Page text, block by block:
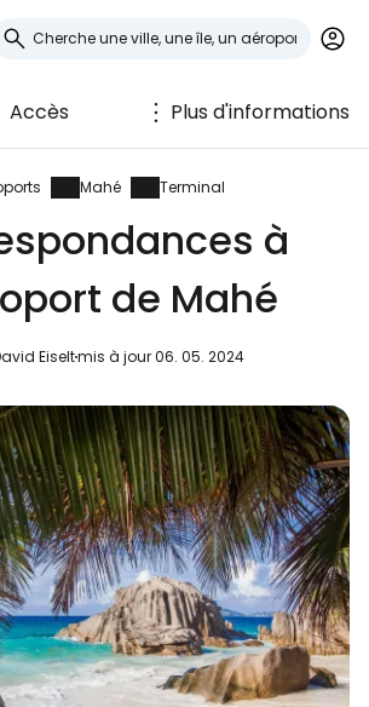
Accès Plus d'informations
Mahé Terminal
à
de Mahé
Eiseltmis à jour 06. 05. 2024
à
mondiale des voyageurs
Continuer avec Google
avec Facebook
avec le courrier
électronique